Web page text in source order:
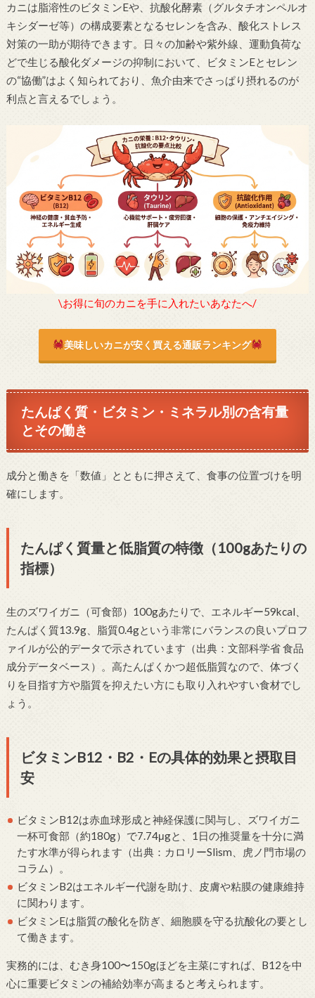
カニは脂溶性のビタミンEや、抗酸化酵素（グルタチオンペルオ
キシダーゼ等）の構成要素となるセレンを含み、酸化ストレス
対策の一助が期待できます。日々の加齢や紫外線、運動負荷な
どで生じる酸化ダメージの抑制において、ビタミンEとセレン
の“協働”はよく知られており、魚介由来でさっぱり摂れるのが
利点と言えるでしょう。
\お得に旬のカニを手に入れたいあなたへ/
美味しいカニが安く買える通販ランキング
たんぱく質・ビタミン・ミネラル別の含有量
とその働き
成分と働きを「数値」とともに押さえて、食事の位置づけを明
確にします。
たんぱく質量と低脂質の特徴（100gあたりの
指標）
生のズワイガニ（可食部）100gあたりで、エネルギー59kcal、
たんぱく質13.9g、脂質0.4gという非常にバランスの良いプロフ
ァイルが公的データで示されています（出典：文部科学省 食品
成分データベース）。高たんぱくかつ超低脂質なので、体づく
りを目指す方や脂質を抑えたい方にも取り入れやすい食材でし
ょう。
ビタミンB12・B2・Eの具体的効果と摂取目
安
ビタミンB12は赤血球形成と神経保護に関与し、ズワイガニ
一杯可食部（約180g）で7.74μgと、1日の推奨量を十分に満
たす水準が得られます（出典：カロリーSlism、虎ノ門市場の
コラム）。
ビタミンB2はエネルギー代謝を助け、皮膚や粘膜の健康維持
に関わります。
ビタミンEは脂質の酸化を防ぎ、細胞膜を守る抗酸化の要とし
て働きます。
実務的には、むき身100〜150gほどを主菜にすれば、B12を中
心に重要ビタミンの補給効率が高まると考えられます。